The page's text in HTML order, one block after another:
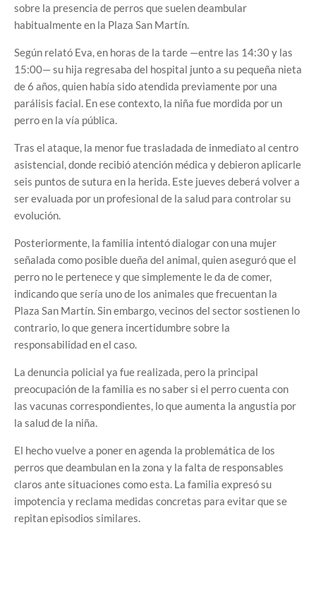
sobre la presencia de perros que suelen deambular
habitualmente en la Plaza San Martín.
Según relató Eva, en horas de la tarde —entre las 14:30 y las
15:00— su hija regresaba del hospital junto a su pequeña nieta
de 6 años, quien había sido atendida previamente por una
parálisis facial. En ese contexto, la niña fue mordida por un
perro en la vía pública.
Tras el ataque, la menor fue trasladada de inmediato al centro
asistencial, donde recibió atención médica y debieron aplicarle
seis puntos de sutura en la herida. Este jueves deberá volver a
ser evaluada por un profesional de la salud para controlar su
evolución.
Posteriormente, la familia intentó dialogar con una mujer
señalada como posible dueña del animal, quien aseguró que el
perro no le pertenece y que simplemente le da de comer,
indicando que sería uno de los animales que frecuentan la
Plaza San Martín. Sin embargo, vecinos del sector sostienen lo
contrario, lo que genera incertidumbre sobre la
responsabilidad en el caso.
La denuncia policial ya fue realizada, pero la principal
preocupación de la familia es no saber si el perro cuenta con
las vacunas correspondientes, lo que aumenta la angustia por
la salud de la niña.
El hecho vuelve a poner en agenda la problemática de los
perros que deambulan en la zona y la falta de responsables
claros ante situaciones como esta. La familia expresó su
impotencia y reclama medidas concretas para evitar que se
repitan episodios similares.